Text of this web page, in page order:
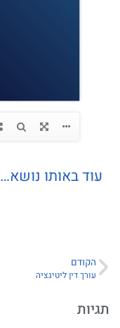
עוד באותו נושא…
הקודם
עורך דין ליטיגציה
תגיות